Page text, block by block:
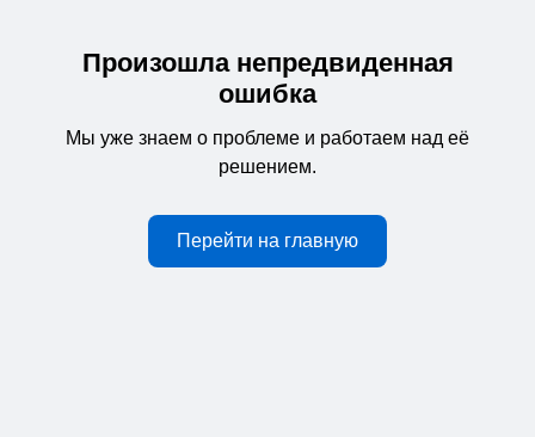
Произошла непредвиденная
ошибка
Мы уже знаем о проблеме и работаем над её
решением.
Перейти на главную